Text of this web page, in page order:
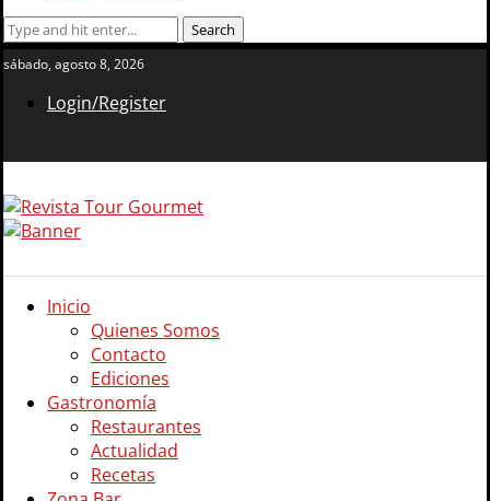
sábado, agosto 8, 2026
Login/Register
Inicio
Quienes Somos
Contacto
Ediciones
Gastronomía
Restaurantes
Actualidad
Recetas